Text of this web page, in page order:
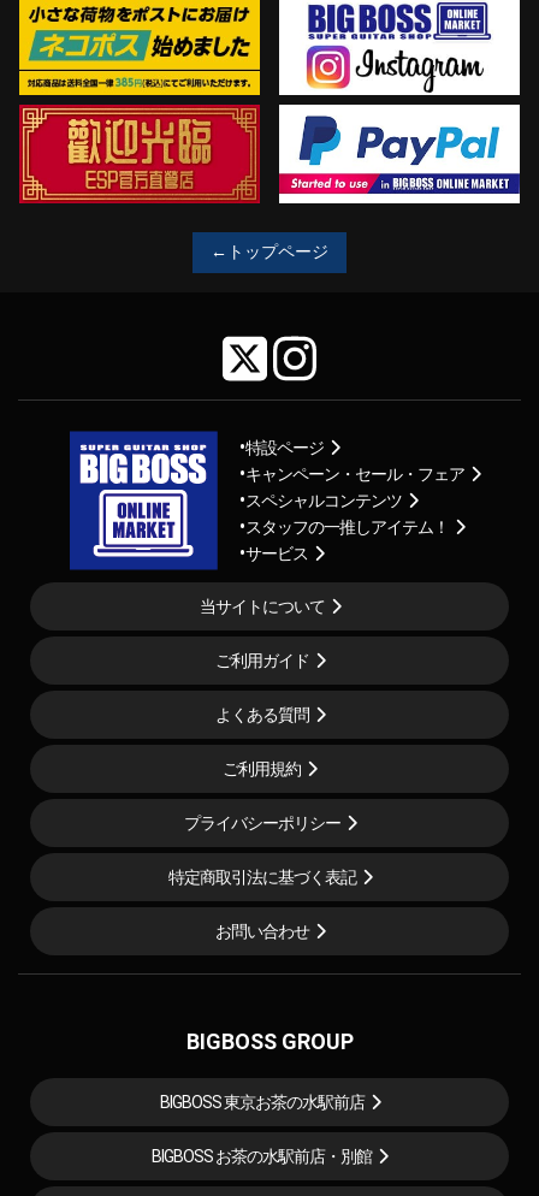
←トップページ
特設ページ
キャンペーン・セール・フェア
スペシャルコンテンツ
スタッフの一推しアイテム！
サービス
当サイトについて
ご利用ガイド
よくある質問
ご利用規約
プライバシーポリシー
特定商取引法に基づく表記
お問い合わせ
BIGBOSS GROUP
BIGBOSS 東京お茶の水駅前店
BIGBOSS お茶の水駅前店・別館